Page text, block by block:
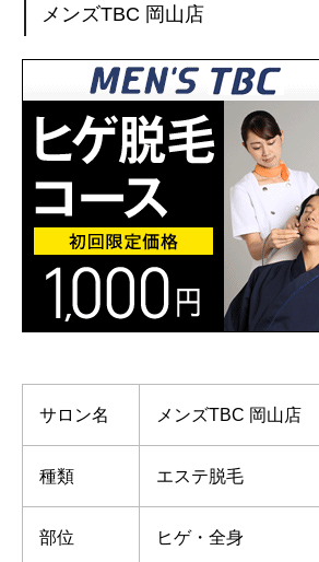
メンズTBC 岡山店
サロン名 メンズTBC 岡山店
種類 エステ脱毛
部位 ヒゲ・全身